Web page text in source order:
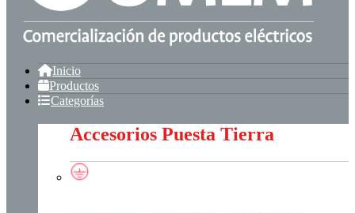
Inicio
Productos
Categorías
Accesorios Puesta Tierra